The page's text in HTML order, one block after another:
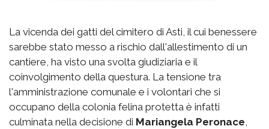
La vicenda dei gatti del cimitero di Asti, il cui benessere
sarebbe stato messo a rischio dall'allestimento di un
cantiere, ha visto una svolta giudiziaria e il
coinvolgimento della questura. La tensione tra
l'amministrazione comunale e i volontari che si
occupano della colonia felina protetta è infatti
culminata nella decisione di Mariangela Peronace